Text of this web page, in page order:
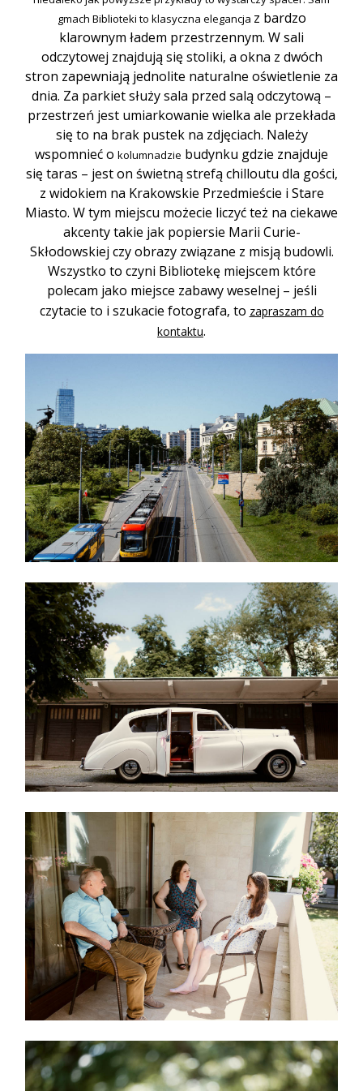
gmach Biblioteki to klasyczna elegancja z bardzo
klarownym ładem przestrzennym. W sali
odczytowej znajdują się stoliki, a okna z dwóch
stron zapewniają jednolite naturalne oświetlenie za
dnia. Za parkiet służy sala przed salą odczytową –
przestrzeń jest umiarkowanie wielka ale przekłada
się to na brak pustek na zdjęciach. Należy
wspomnieć o kolumnadzie budynku gdzie znajduje
się taras – jest on świetną strefą chilloutu dla gości,
z widokiem na Krakowskie Przedmieście i Stare
Miasto. W tym miejscu możecie liczyć też na ciekawe
akcenty takie jak popiersie Marii Curie-
Skłodowskiej czy obrazy związane z misją budowli.
Wszystko to czyni Bibliotekę miejscem które
polecam jako miejsce zabawy weselnej – jeśli
czytacie to i szukacie fotografa, to zapraszam do
kontaktu.